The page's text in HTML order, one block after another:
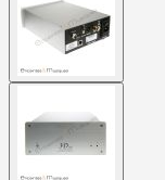
image
image